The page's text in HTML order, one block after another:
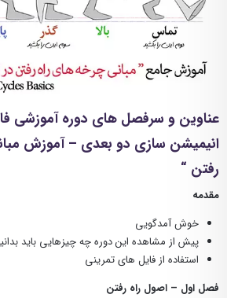
عناوین و سرفصل های دوره آموزشی
انیمیشن سازی دو بعدی – آموزش
رفتن “
مقدمه
خوش آمدگویی
پیش از مشاهده این دوره چه چیزهایی باید
استفاده از فایل های تمرینی
فصل اول – اصول راه رفتن